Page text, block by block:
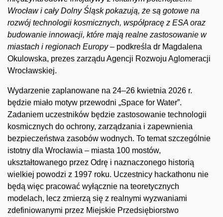
Wrocław i cały Dolny Śląsk pokazują, że są gotowe na
rozwój technologii kosmicznych, współpracę z ESA oraz
budowanie innowacji, które mają realne zastosowanie w
miastach i regionach Europy– podkreśla dr Magdalena
Okulowska, prezes zarządu Agencji Rozwoju Aglomeracji
Wrocławskiej.
Wydarzenie zaplanowane na 24–26 kwietnia 2026 r.
będzie miało motyw przewodni „Space for Water”.
Zadaniem uczestników będzie zastosowanie technologii
kosmicznych do ochrony, zarządzania i zapewnienia
bezpieczeństwa zasobów wodnych. To temat szczególnie
istotny dla Wrocławia – miasta 100 mostów,
ukształtowanego przez Odrę i naznaczonego historią
wielkiej powodzi z 1997 roku. Uczestnicy hackathonu nie
będą więc pracować wyłącznie na teoretycznych
modelach, lecz zmierzą się z realnymi wyzwaniami
zdefiniowanymi przez Miejskie Przedsiębiorstwo